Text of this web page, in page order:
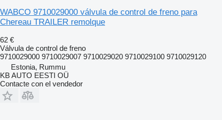
WABCO 9710029000 válvula de control de freno para
Chereau TRAILER remolque
62 €
Válvula de control de freno
9710029000 9710029007 9710029020 9710029100 9710029120
Estonia, Rummu
KB AUTO EESTI OÜ
Contacte con el vendedor